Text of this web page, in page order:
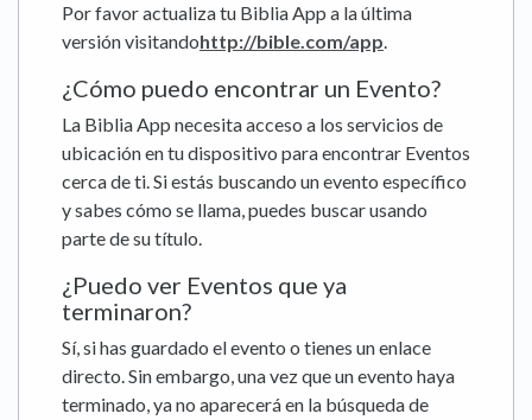
Por favor actualiza tu Biblia App a la última
versión visitandohttp://bible.com/app.
¿Cómo puedo encontrar un Evento?
La Biblia App necesita acceso a los servicios de
ubicación en tu dispositivo para encontrar Eventos
cerca de ti. Si estás buscando un evento específico
y sabes cómo se llama, puedes buscar usando
parte de su título.
¿Puedo ver Eventos que ya
terminaron?
Sí, si has guardado el evento o tienes un enlace
directo. Sin embargo, una vez que un evento haya
terminado, ya no aparecerá en la búsqueda de